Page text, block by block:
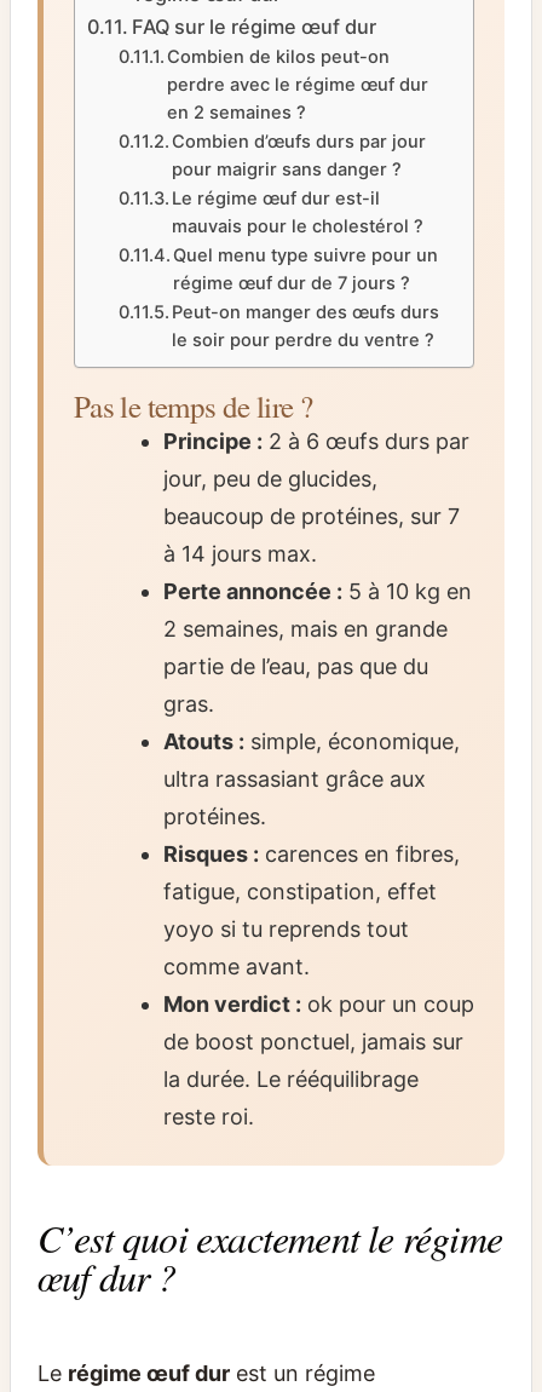
FAQ sur le régime œuf dur
Combien de kilos peut-on
perdre avec le régime œuf dur
en 2 semaines ?
Combien d’œufs durs par jour
pour maigrir sans danger ?
Le régime œuf dur est-il
mauvais pour le cholestérol ?
Quel menu type suivre pour un
régime œuf dur de 7 jours ?
Peut-on manger des œufs durs
le soir pour perdre du ventre ?
Pas le temps de lire ?
Principe : 2 à 6 œufs durs par
jour, peu de glucides,
beaucoup de protéines, sur 7
à 14 jours max.
Perte annoncée : 5 à 10 kg en
2 semaines, mais en grande
partie de l’eau, pas que du
gras.
Atouts : simple, économique,
ultra rassasiant grâce aux
protéines.
Risques : carences en fibres,
fatigue, constipation, effet
yoyo si tu reprends tout
comme avant.
Mon verdict : ok pour un coup
de boost ponctuel, jamais sur
la durée. Le rééquilibrage
reste roi.
C’est quoi exactement le régime
œuf dur ?
Le régime œuf durest un régime